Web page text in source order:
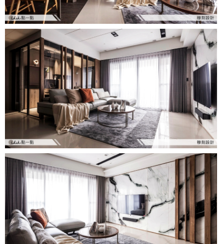
工業
奢華
日式
中式
3房2廳 - 精裝版
設計私房話
基隆市